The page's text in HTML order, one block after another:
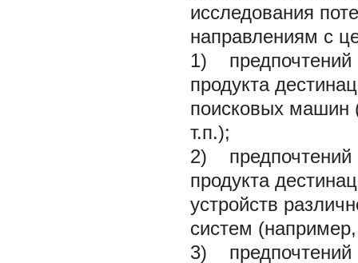
исследования
направлениям с
1) предпочтений
продукта
поисковых машин
т.п.);
2) предпочтений
продукта
устройств
систем
3) предпочтений